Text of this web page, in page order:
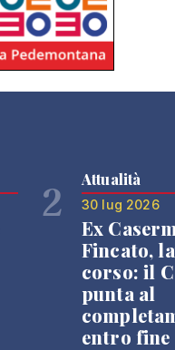
2 Attualità
30 lug 2026
Ex
Fincato,
corso: il
punta al
entro fine